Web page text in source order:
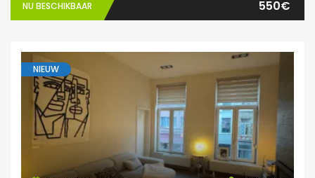
NU BESCHIKBAAR 550€
NIEUW